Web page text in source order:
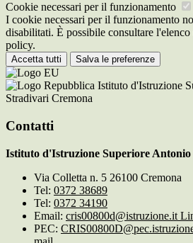
Cookie necessari per il funzionamento
I cookie necessari per il funzionamento
disabilitati. È possibile consultare
policy.
Accetta tutti Salva le preferenze
Istituto d'Istruzione
Stradivari Cremona
Contatti
Istituto d'Istruzione Superiore
Via Colletta n. 5 26100 Cremona
Tel: 0372 38689
Tel: 0372 34190
Email: cris00800d@istruzione.it
PEC: